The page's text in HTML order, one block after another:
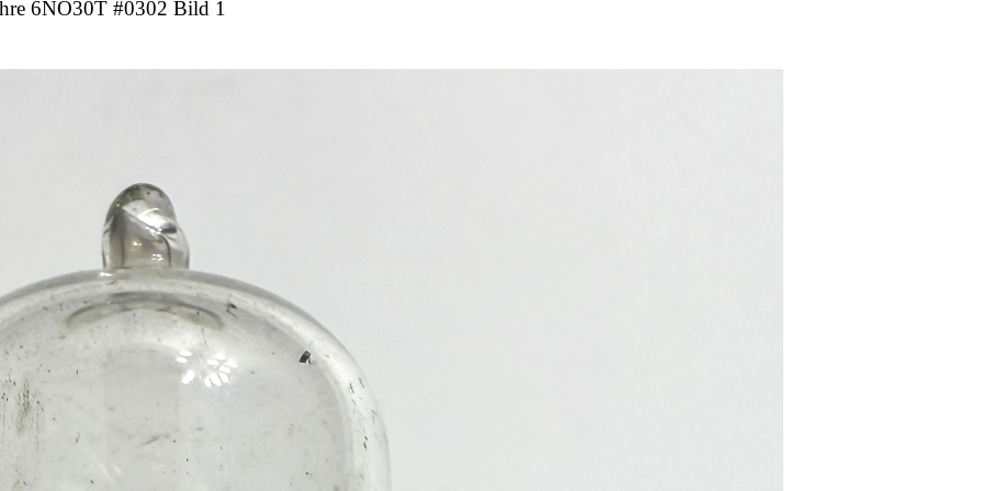
6NO30T #0302 Bild 1